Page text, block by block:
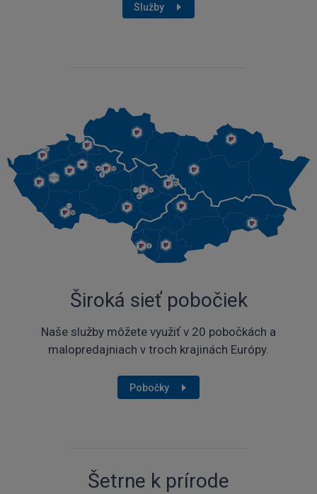
Služby
Široká sieť pobočiek
Naše služby môžete využiť v 20 pobočkách a
malopredajniach v troch krajinách Európy.
Pobočky
Šetrne k prírode